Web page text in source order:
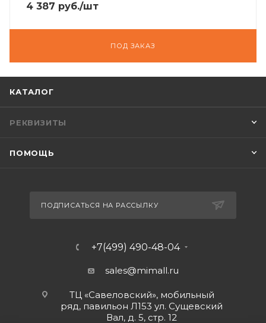
4 387 руб./шт
ПОД ЗАКАЗ
КАТАЛОГ
РЕКВИЗИТЫ
ПОМОЩЬ
ПОДПИСАТЬСЯ НА РАССЫЛКУ
+7(499) 490-48-04
sales@mimall.ru
ТЦ «Савеловский», мобильный
ряд, павильон Л153 ул. Сущевский
Вал, д. 5, стр. 12